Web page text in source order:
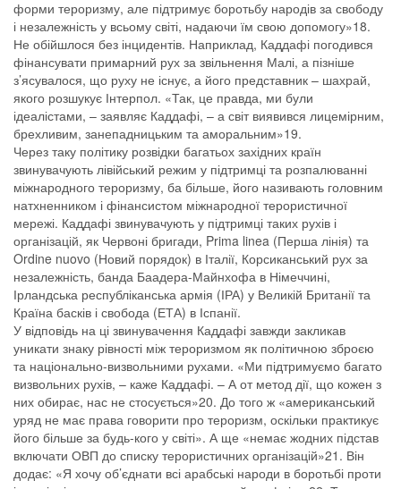
форми тероризму, але підтримує боротьбу народів за свободу
і незалежність у всьому світі, надаючи їм свою допомогу»18.
Не обійшлося без інцидентів. Наприклад, Каддафі погодився
фінансувати примарний рух за звільнення Малі, а пізніше
з’ясувалося, що руху не існує, а його представник – шахрай,
якого розшукує Інтерпол. «Так, це правда, ми були
ідеалістами, – заявляє Каддафі, – а світ виявився лицемірним,
брехливим, занепадницьким та аморальним»19.
Через таку політику розвідки багатьох західних країн
звинувачують лівійський режим у підтримці та розпалюванні
міжнародного тероризму, ба більше, його називають головним
натхненником і фінансистом міжнародної терористичної
мережі. Каддафі звинувачують у підтримці таких рухів і
організацій, як Червоні бригади, Prima linea (Перша лінія) та
Ordine nuovo (Новий порядок) в Італії, Корсиканський рух за
незалежність, банда Баадера-Майнхофа в Німеччині,
Ірландська республіканська армія (ІРА) у Великій Британії та
Країна басків і свобода (ЕТА) в Іспанії.
У відповідь на ці звинувачення Каддафі завжди закликав
уникати знаку рівності між тероризмом як політичною зброєю
та національно-визвольними рухами. «Ми підтримуємо багато
визвольних рухів, – каже Каддафі. – А от метод дії, що кожен з
них обирає, нас не стосується»20. До того ж «американський
уряд не має права говорити про тероризм, оскільки практикує
його більше за будь-кого у світі». А ще «немає жодних підстав
включати ОВП до списку терористичних організацій»21. Він
додає: «Я хочу об’єднати всі арабські народи в боротьбі проти